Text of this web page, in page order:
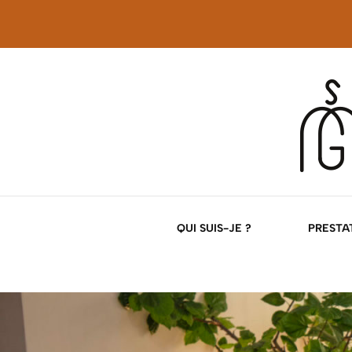
Georgette
QUI SUIS-JE ?
NOS
NOS